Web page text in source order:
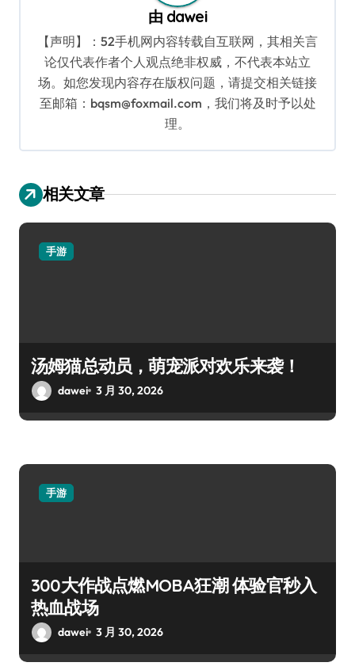
由 dawei
【声明】：52手机网内容转载自互联网，其相关言
论仅代表作者个人观点绝非权威，不代表本站立
场。如您发现内容存在版权问题，请提交相关链接
至邮箱：bqsm@foxmail.com，我们将及时予以处
理。
相关文章
手游
汤姆猫总动员，萌宠派对欢乐来袭！
dawei 3 月 30, 2026
手游
300大作战点燃MOBA狂潮 体验官秒入
热血战场
dawei 3 月 30, 2026